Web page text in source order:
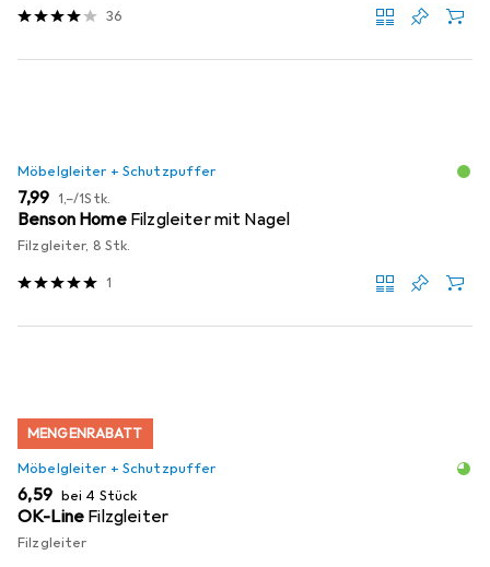
36
Möbelgleiter + Schutzpuffer
EUR
7,99 EUR
1,–/1Stk.
Benson Home Filzgleiter mit Nagel
Filzgleiter, 8 Stk.
1
MENGENRABATT
Möbelgleiter + Schutzpuffer
EUR
6,59 bei 4 Stück
OK-Line Filzgleiter
Filzgleiter